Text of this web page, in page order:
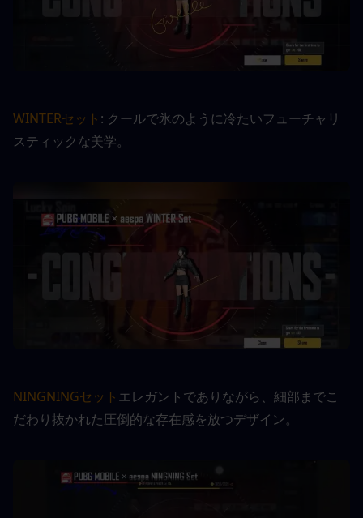
WINTERセット : クールで氷のように冷たいフューチャリ
スティックな美学。
NINGNINGセット エレガントでありながら、細部までこ
だわり抜かれた圧倒的な存在感を放つデザイン。